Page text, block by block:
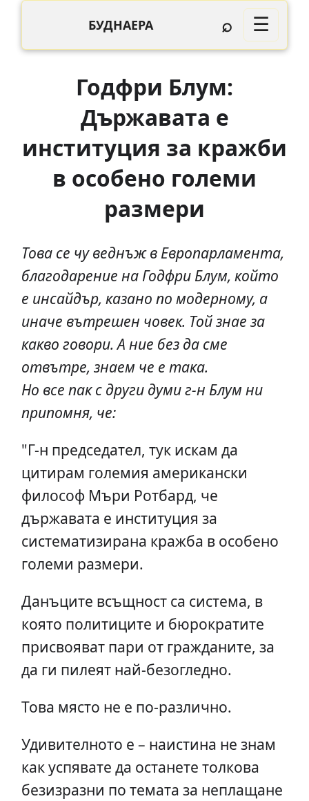
БУДНАЕРА ⌕ ☰
Годфри Блум:
Държавата е
институция за кражби
в особено големи
размери
Това се чу веднъж в Европарламента,
благодарение на Годфри Блум, който
е инсайдър, казано по модерному, а
иначе вътрешен човек. Той знае за
какво говори. А ние без да сме
отвътре, знаем че е така.
Но все пак с други думи г-н Блум ни
припомня, че:
"Г-н председател, тук искам да
цитирам големия американски
философ Мъри Ротбард, че
държавата е институция за
систематизирана кражба в особено
големи размери.
Данъците всъщност са система, в
която политиците и бюрократите
присвояват пари от гражданите, за
да ги пилеят най-безогледно.
Това място не е по-различно.
Удивителното е – наистина не знам
как успявате да останете толкова
безизразни по темата за неплащане